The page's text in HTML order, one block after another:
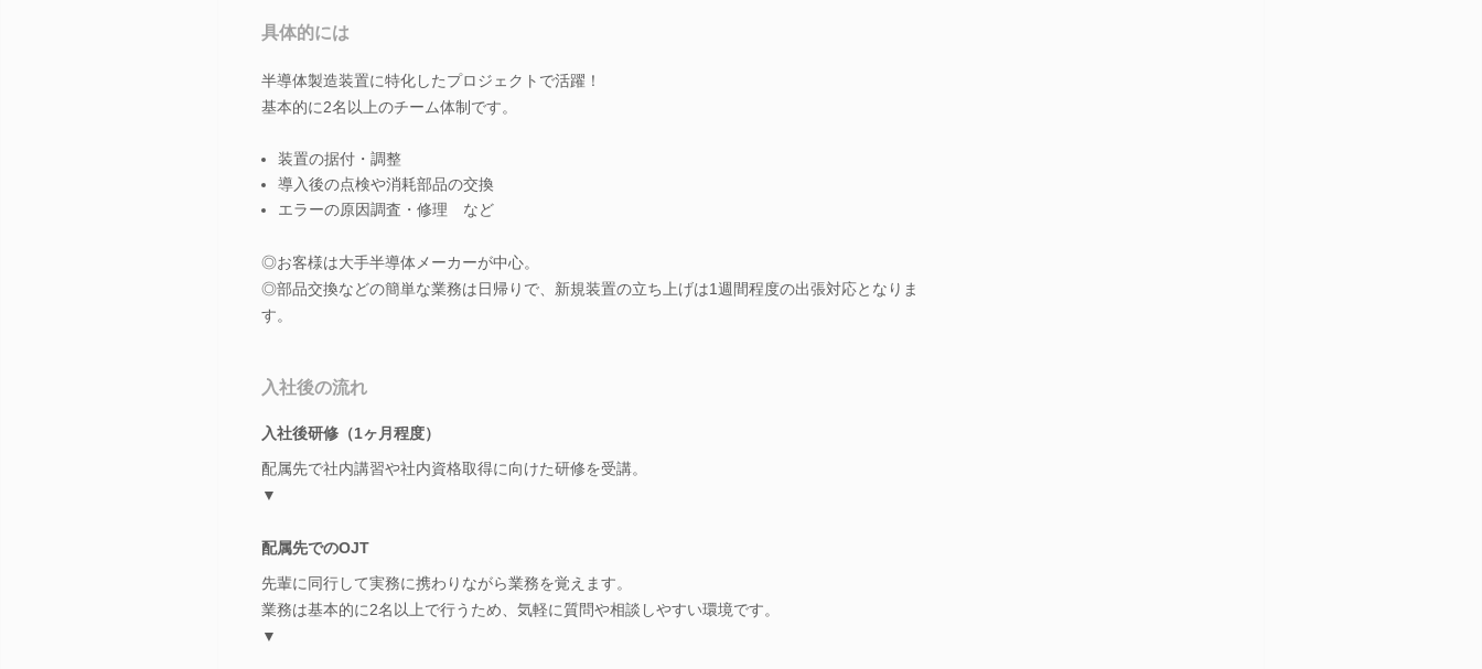
具体的には
半導体製造装置に特化したプロジェクトで活躍！
基本的に2名以上のチーム体制です。
装置の据付・調整
導入後の点検や消耗部品の交換
エラーの原因調査・修理 など
◎お客様は大手半導体メーカーが中心。
◎部品交換などの簡単な業務は日帰りで、新規装置の立ち上げは1週間程度の出張対応となりま
す。
入社後の流れ
入社後研修（1ヶ月程度）
配属先で社内講習や社内資格取得に向けた研修を受講。
▼
配属先でのOJT
先輩に同行して実務に携わりながら業務を覚えます。
業務は基本的に2名以上で行うため、気軽に質問や相談しやすい環境です。
▼